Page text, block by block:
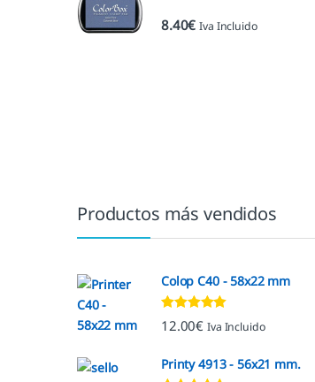
8.40€ Iva Incluido
Marcas De Carrusel
Productos más vendidos
Colop C40 - 58x22 mm
Valorado con
5.00de 5
12.00€ Iva Incluido
Printy 4913 - 56x21 mm.